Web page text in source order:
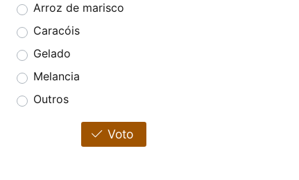
Arroz de marisco
Caracóis
Gelado
Melancia
Outros
Voto